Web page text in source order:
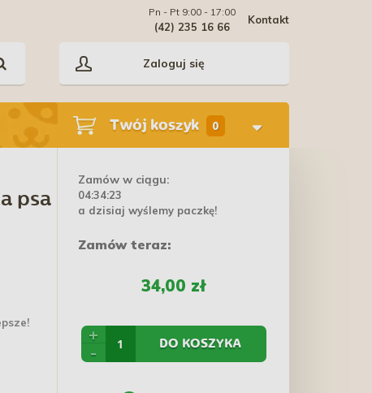
Kontakt
Pn - Pt 9:00 - 17:00
(42) 235 16 66
Zaloguj się
Twój koszyk 0
psa
Zamów w ciągu:
04:34:22
a dzisiaj wyślemy paczkę!
Zamów teraz:
34,00 zł
+
-
DO KOSZYKA